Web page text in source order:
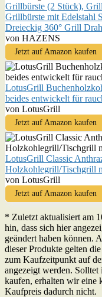
Grillbürste (2 Stück),
Grillbürste mit Edelstahl
Dreieckig 360° Grill
von HAZENS
Jetzt auf Amazon kaufen
LotusGrill
beides entwickelt für
von LotusGrill
Jetzt auf Amazon kaufen
LotusGrill Classic
Holzkohlegrill/Tischgrill
von LotusGrill
Jetzt auf Amazon kaufen
* Zuletzt aktualisiert am
hin, dass sich hier
geändert haben können.
dieser Produkte gelten
zum Kaufzeitpunkt auf
angezeigt werden.
kaufen, erhalten wir eine
Kaufpreis dadurch nicht.